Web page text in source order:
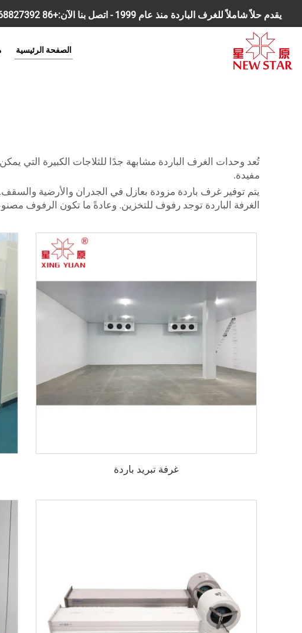
يقدم حلاً شاملاً للغرف الباردة منذ عام 1999 - اتصل بنا الآن: +86 18168827392
الصفحة الرئيسية
تُعد وحدات الغرف الباردة مشابهة جدًا للثلاجات الكبيرة التي
مفيدة.
يتم توفير غرف باردة مزودة بعازل في الجدران والأرضية
الغرفة الباردة توجد رفوف للتخزين. وعادةً ما تكون الرفوف
غرفة تبريد باردة